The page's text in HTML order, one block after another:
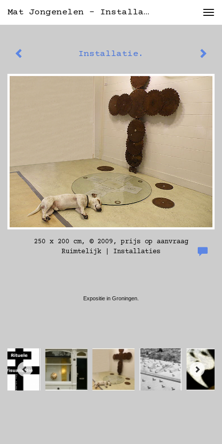
Mat Jongenelen - Installatie.
Installatie.
250 x 200 cm, © 2009, prijs op aanvraag
Ruimtelijk | Installaties
Expositie in Groningen.